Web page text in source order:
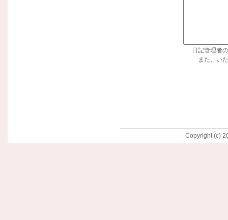
日記管理者
また、い
Copyright (c)